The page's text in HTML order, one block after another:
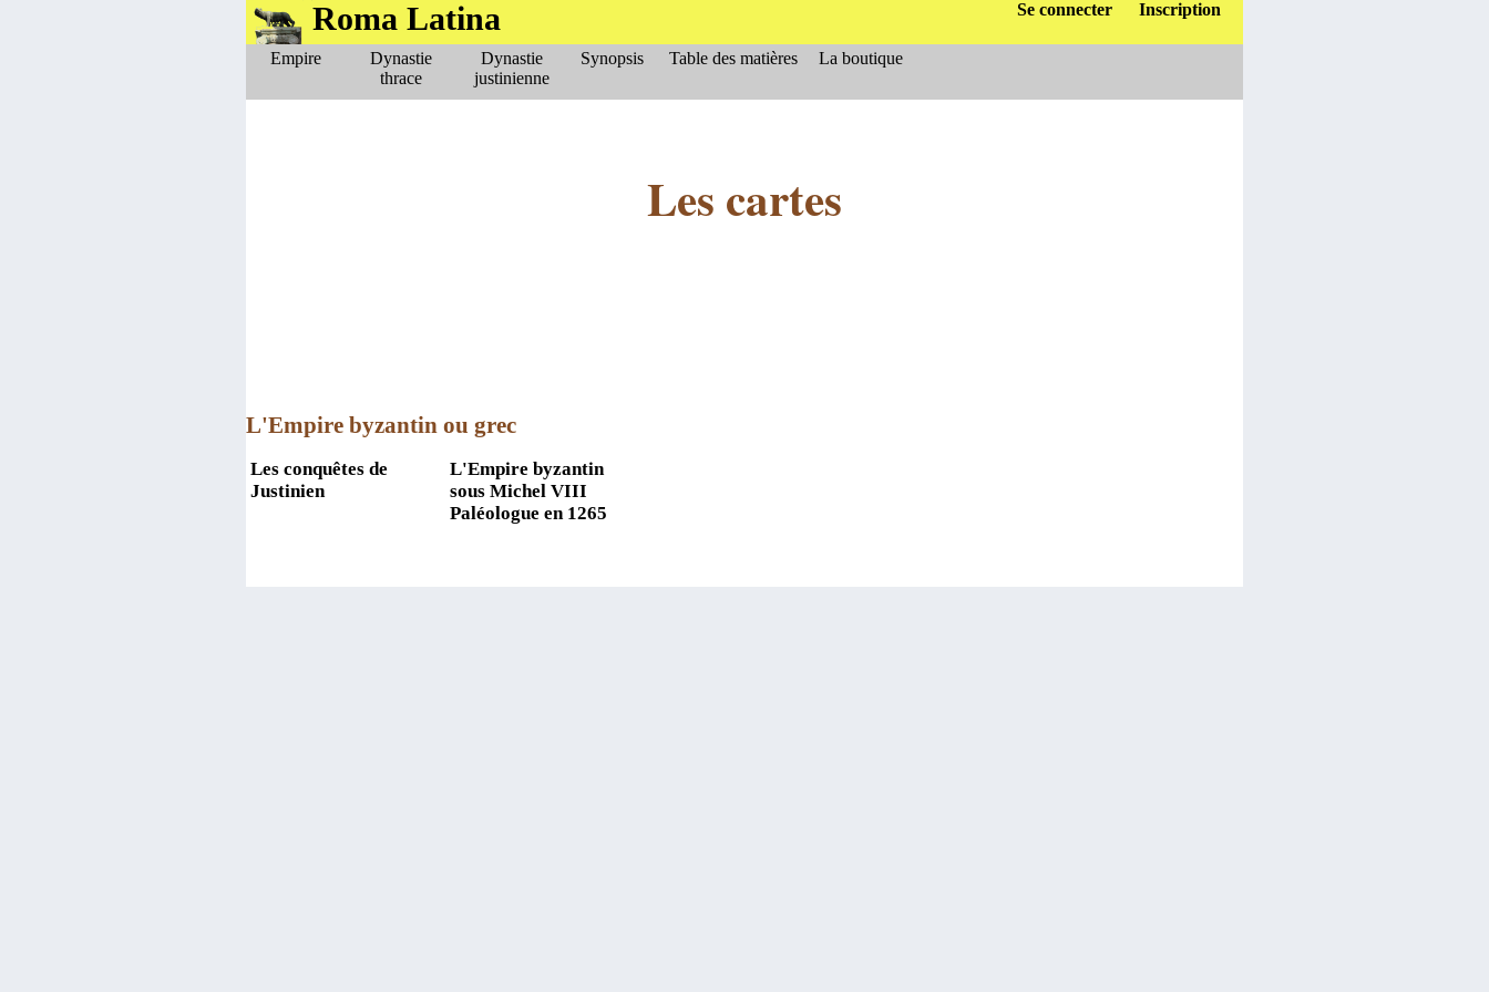
Roma Latina Se connecter Inscription
Empire
Dynastie
thrace
Dynastie
justinienne
Synopsis Table des matières La boutique
Les cartes
L'Empire byzantin ou grec
Les conquêtes de
Justinien
L'Empire byzantin
sous Michel VIII
Paléologue en 1265